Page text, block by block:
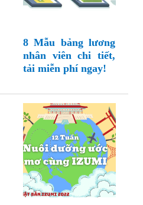
8 Mẫu bảng lương
nhân viên chi tiết,
tải miễn phí ngay!